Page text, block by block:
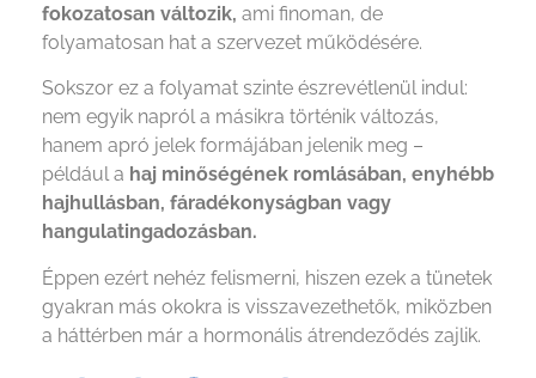
fokozatosan változik, ami finoman, de
folyamatosan hat a szervezet működésére.
Sokszor ez a folyamat szinte észrevétlenül indul:
nem egyik napról a másikra történik változás,
hanem apró jelek formájában jelenik meg –
például a haj minőségének romlásában, enyhébb
hajhullásban, fáradékonyságban vagy
hangulatingadozásban.
Éppen ezért nehéz felismerni, hiszen ezek a tünetek
gyakran más okokra is visszavezethetők, miközben
a háttérben már a hormonális átrendeződés zajlik.